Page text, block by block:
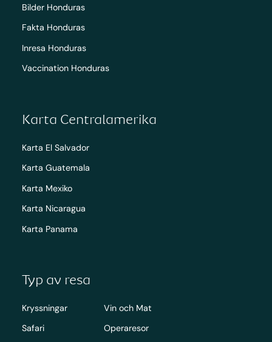
Bilder Honduras
Fakta Honduras
Inresa Honduras
Vaccination Honduras
Karta Centralamerika
Karta El Salvador
Karta Guatemala
Karta Mexiko
Karta Nicaragua
Karta Panama
Typ av resa
Kryssningar
Safari
Vin och Mat
Operaresor